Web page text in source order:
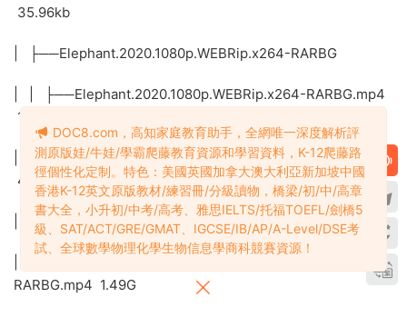
35.96kb
| ├──Elephant.2020.1080p.WEBRip.x264-RARBG
| | ├──Elephant.2020.1080p.WEBRip.x264-RARBG.mp4
1.63G
| | └──Elephant.2020.1080p.WEBRip.x264-RARBG.srt
47.35kb
| ├──Expedition.China.2017.1080p.WEBRip.x264-RARBG
RARBG.mp4 1.49G
DOC8.com，高知家庭教育助手，全網唯一深度解析評
測原版娃/牛娃/學霸爬藤教育資源和學習資料，K-12爬藤路
徑個性化定制。特色：美國英國加拿大澳大利亞新加坡中國
香港K-12英文原版教材/練習冊/分級讀物，橋梁/初/中/高章
書大全，小升初/中考/高考、雅思IELTS/托福TOEFL/劍橋5
級、SAT/ACT/GRE/GMAT、IGCSE/IB/AP/A-Level/DSE考
試、全球數學物理化學生物信息學商科競賽資源！